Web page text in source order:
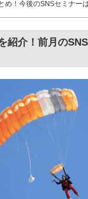
め！今後のSNSセミナー
紹介！前月の